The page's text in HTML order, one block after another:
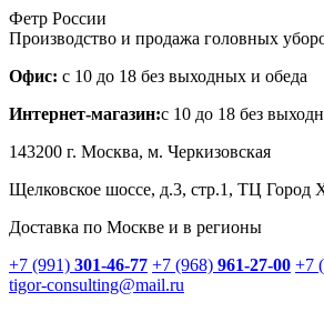
Фетр России
Производство и продажа головных
Офис: с 10 до 18 без выходных и обеда
Интернет-магазин:с 10 до 18 без
143200 г. Москва, м. Черкизовская
Щелковское шоссе, д.3, стр.1 , ТЦ Город
Доставка по Москве и в регионы
+7 (991) 301-46-77 +7 (968) 961-27-00 +7
tigor-consulting@mail.ru